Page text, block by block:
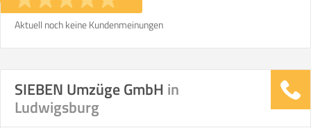
Aktuell noch keine Kundenmeinungen
SIEBEN Umzüge GmbH in
Ludwigsburg